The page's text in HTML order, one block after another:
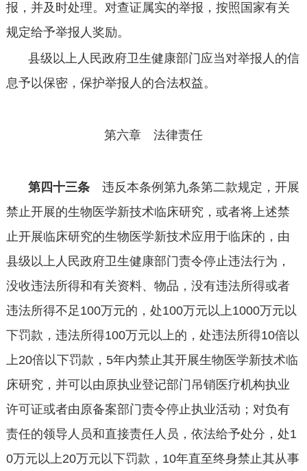
报，并及时处理。对查证属实的举报，按照国家有关
规定给予举报人奖励。
县级以上人民政府卫生健康部门应当对举报人的信
息予以保密，保护举报人的合法权益。
第六章 法律责任
第四十三条 违反本条例第九条第二款规定，开展
禁止开展的生物医学新技术临床研究，或者将上述禁
止开展临床研究的生物医学新技术应用于临床的，由
县级以上人民政府卫生健康部门责令停止违法行为，
没收违法所得和有关资料、物品，没有违法所得或者
违法所得不足 100万元的，处100万元以上1000万元以
下罚款，违法所得100万元以上的，处违法所得10倍以
上20倍以下罚款， 5年内禁止其开展生物医学新技术临
床研究，并可以由原执业登记部门吊销医疗机构执业
许可证或者由原备案部门责令停止执业活动；对负有
责任的领导人员和直接责任人员，依法给予处分，处1
0万元以上20万元以下罚款， 10年直至终身禁止其从事